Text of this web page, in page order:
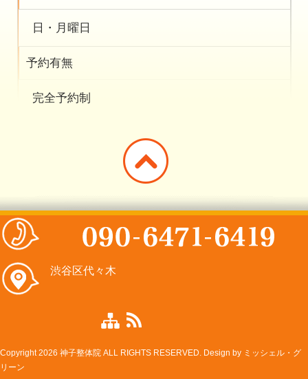
日・月曜日
予約有無
完全予約制
渋谷区代々木
Copyright 2026 神子整体院 ALL RIGHTS RESERVED. Design by ミッシェル・グ
リーン